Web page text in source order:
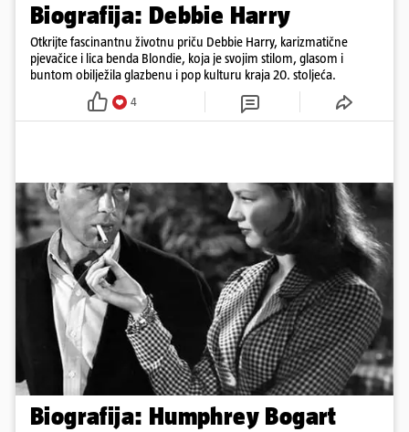
Biografija: Debbie Harry
Otkrijte fascinantnu životnu priču Debbie Harry, karizmatične
pjevačice i lica benda Blondie, koja je svojim stilom, glasom i
buntom obilježila glazbenu i pop kulturu kraja 20. stoljeća.
4
Biografija: Humphrey Bogart